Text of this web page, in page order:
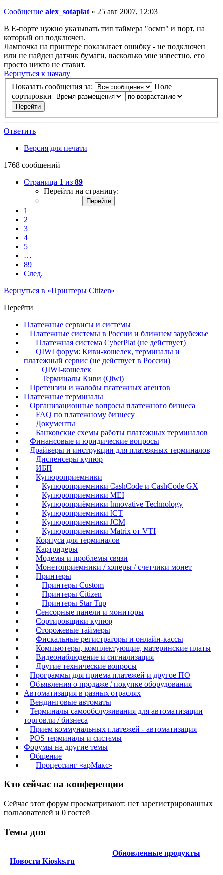
Сообщение alex_sotaplat » 25 авг 2007, 12:03
В Е-порте нужно указывать тип таймера "осмп" и порт, на
который он подключен.
Лампочка на принтере показывает ошибку - не подключен
или не найден датчик бумаги, насколько мне известно, его
просто никто не ставит.
Вернуться к началу
Показать сообщения за:
Поле
сортировки
Ответить
Версия для печати
1768 сообщений
Страница 1 из 89
Перейти на страницу:
1
2
3
4
5
…
89
След.
Вернуться в «Принтеры Citizen»
Перейти
Платежные сервисы и системы
Платежные системы в России и ближнем зарубежье
Платежная система CyberPlat (не действует)
QIWI форум: Киви-кошелек, терминалы и
платежный сервис (не действует в России)
QIWI-кошелек
Терминалы Киви (Qiwi)
Претензии и жалобы платежных агентов
Платежные терминалы
Организационные вопросы платежного бизнеса
FAQ по платежному бизнесу
Документы
Банковские схемы работы платежных терминалов
Финансовые и юридические вопросы
Драйверы и инструкции для платежных терминалов
Диспенсеры купюр
ИБП
Купюроприемники
Купюроприемники CashCode и CashCode GX
Купюроприемники MEI
Купюроприёмники Innovative Technology
Купюроприемники ICT
Купюроприемники JCM
Купюроприемники Matrix от VTI
Корпуса для терминалов
Картридеры
Модемы и проблемы связи
Монетоприемники / хоперы / счетчики монет
Принтеры
Принтеры Custom
Принтеры Citizen
Принтеры Star Tup
Сенсорные панели и мониторы
Сортировщики купюр
Сторожевые таймеры
Фискальные регистраторы и онлайн-кассы
Компьютеры, комплектующие, материнские платы
Видеонаблюдение и сигнализация
Другие технические вопросы
Программы для приема платежей и другое ПО
Объявления о продаже / покупке оборудования
Автоматизация в разных отраслях
Вендинговые автоматы
Терминалы самообслуживания для автоматизации
торговли / бизнеса
Прием коммунальных платежей - автоматизация
POS терминалы и системы
Форумы на другие темы
Общение
Процессинг «арМакс»
Кто сейчас на конференции
Сейчас этот форум просматривают: нет зарегистрированных
пользователей и 0 гостей
Темы дня
Новости Kiosks.ru
Обновленные продукты